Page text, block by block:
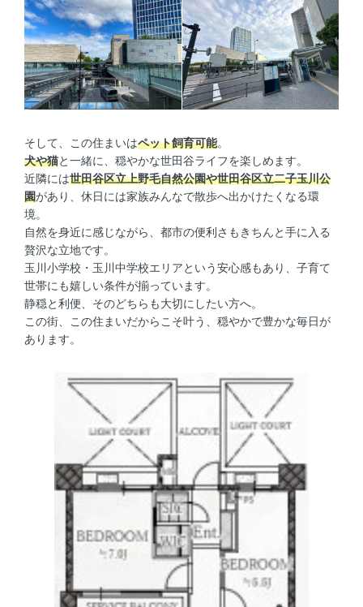
そして、この住まいはペット飼育可能。
犬や猫と一緒に、穏やかな世田谷ライフを楽しめます。
近隣には世田谷区立上野毛自然公園や世田谷区立二子玉川公
園があり、休日には家族みんなで散歩へ出かけたくなる環
境。
自然を身近に感じながら、都市の便利さもきちんと手に入る
贅沢な立地です。
玉川小学校・玉川中学校エリアという安心感もあり、子育て
世帯にも嬉しい条件が揃っています。
静穏と利便、そのどちらも大切にしたい方へ。
この街、この住まいだからこそ叶う、穏やかで豊かな毎日が
あります。